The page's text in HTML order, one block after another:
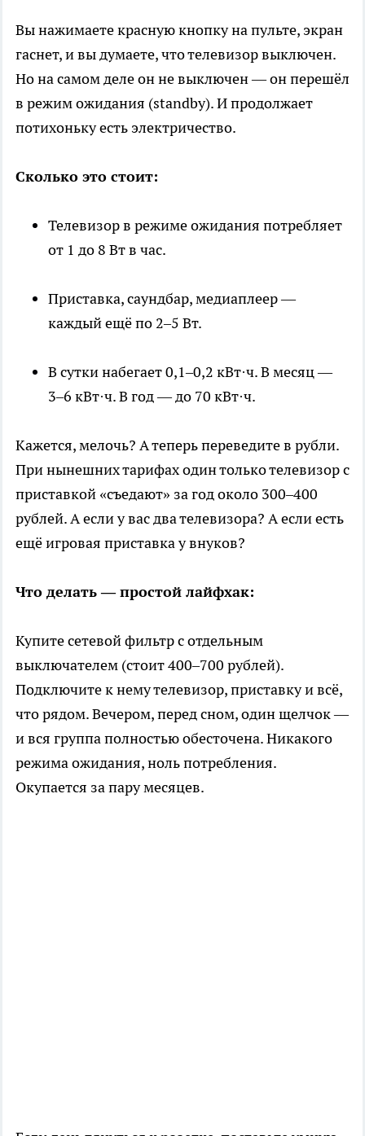
Вы нажимаете красную кнопку на пульте, экран
гаснет, и вы думаете, что телевизор выключен.
Но на самом деле он не выключен — он перешёл
в режим ожидания (standby). И продолжает
потихоньку есть электричество.
Сколько это стоит:
Телевизор в режиме ожидания потребляет
от 1 до 8 Вт в час.
Приставка, саундбар, медиаплеер —
каждый ещё по 2–5 Вт.
В сутки набегает 0,1–0,2 кВт·ч. В месяц —
3–6 кВт·ч. В год — до 70 кВт·ч.
Кажется, мелочь? А теперь переведите в рубли.
При нынешних тарифах один только телевизор с
приставкой «съедают» за год около 300–400
рублей. А если у вас два телевизора? А если есть
ещё игровая приставка у внуков?
Что делать — простой лайфхак:
Купите сетевой фильтр с отдельным
выключателем (стоит 400–700 рублей).
Подключите к нему телевизор, приставку и всё,
что рядом. Вечером, перед сном, один щелчок —
и вся группа полностью обесточена. Никакого
режима ожидания, ноль потребления.
Окупается за пару месяцев.